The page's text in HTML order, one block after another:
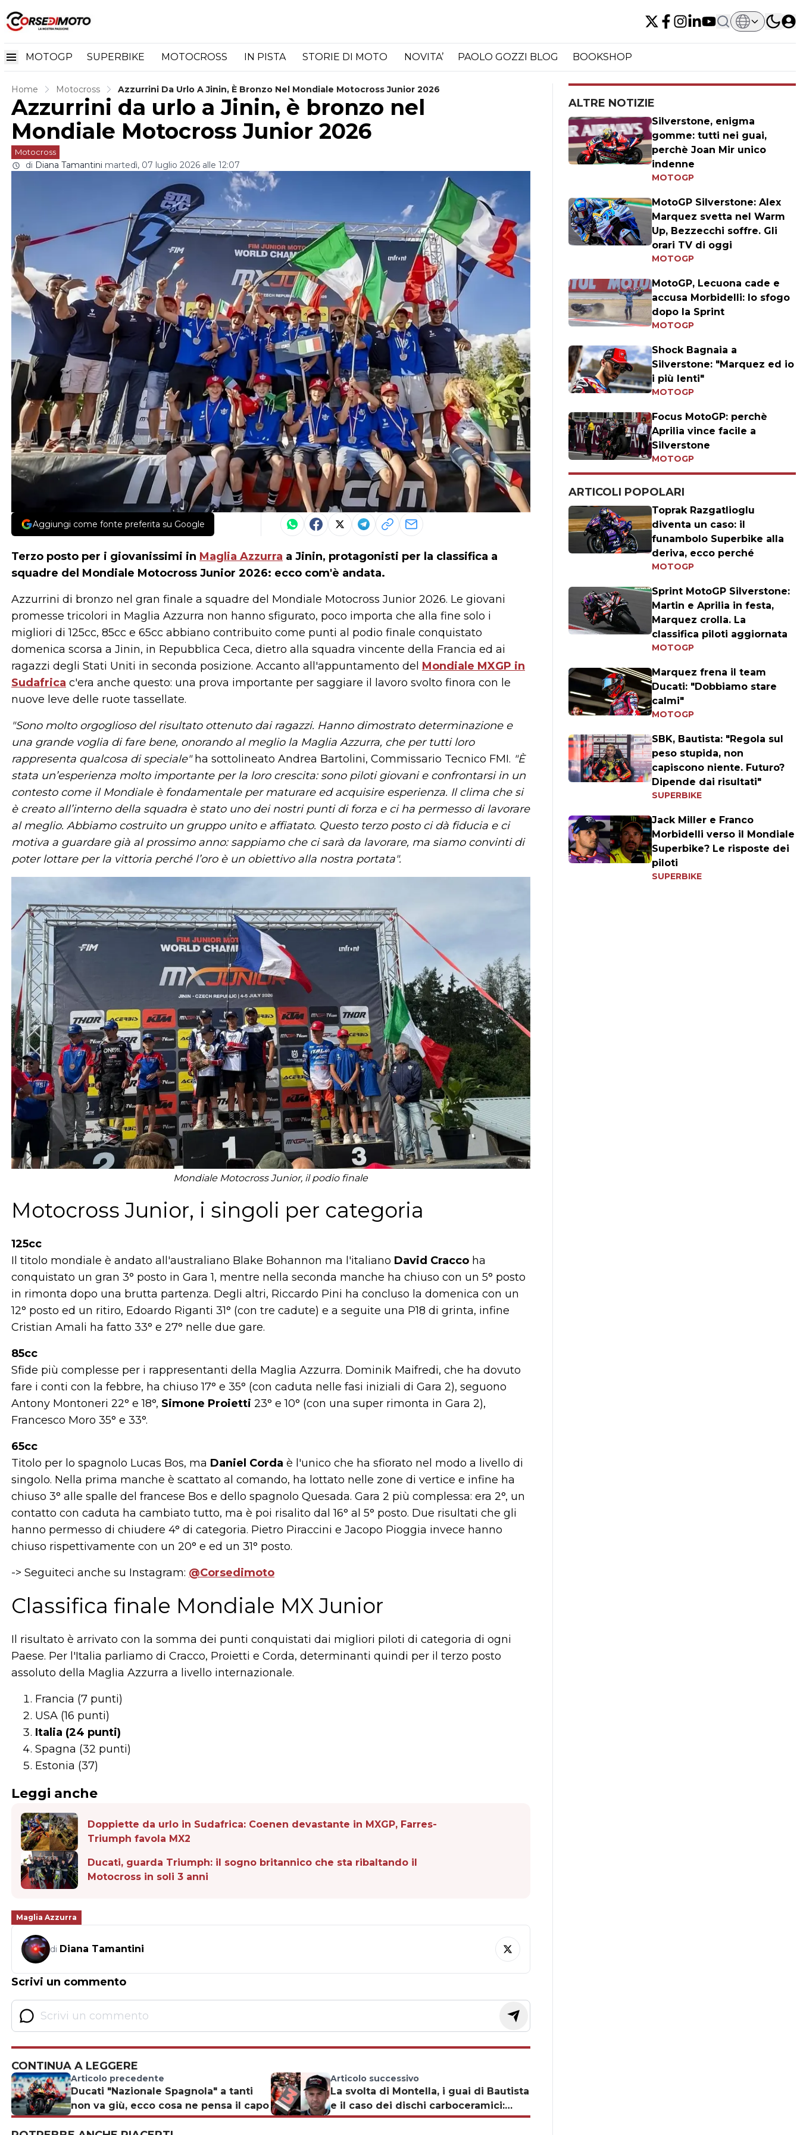
MOTOGP SUPERBIKE MOTOCROSS IN PISTA STORIE DI MOTO NOVITA’ PAOLO GOZZI BLOG BOOKSHOP
Home Motocross Azzurrini Da Urlo A Jinin, È Bronzo Nel Mondiale Motocross Junior 2026
Azzurrini da urlo a Jinin, è bronzo nel
Mondiale Motocross Junior 2026
Motocross
di Diana Tamantini martedì, 07 luglio 2026 alle 12:07
Aggiungi come fonte preferita su Google
Terzo posto per i giovanissimi in Maglia Azzurra a Jinin, protagonisti per la classifica a
squadre del Mondiale Motocross Junior 2026: ecco com'è andata.
Azzurrini di bronzo nel gran finale a squadre del Mondiale Motocross Junior 2026. Le giovani
promesse tricolori in Maglia Azzurra non hanno sfigurato, poco importa che alla fine solo i
migliori di 125cc, 85cc e 65cc abbiano contribuito come punti al podio finale conquistato
domenica scorsa a Jinin, in Repubblica Ceca, dietro alla squadra vincente della Francia ed ai
ragazzi degli Stati Uniti in seconda posizione. Accanto all'appuntamento del Mondiale MXGP in
Sudafrica c'era anche questo: una prova importante per saggiare il lavoro svolto finora con le
nuove leve delle ruote tassellate.
"Sono molto orgoglioso del risultato ottenuto dai ragazzi. Hanno dimostrato determinazione e
una grande voglia di fare bene, onorando al meglio la Maglia Azzurra, che per tutti loro
rappresenta qualcosa di speciale"ha sottolineato Andrea Bartolini, Commissario Tecnico FMI. "È
stata un’esperienza molto importante per la loro crescita: sono piloti giovani e confrontarsi in un
contesto come il Mondiale è fondamentale per maturare ed acquisire esperienza. Il clima che si
è creato all’interno della squadra è stato uno dei nostri punti di forza e ci ha permesso di lavorare
al meglio. Abbiamo costruito un gruppo unito e affiatato. Questo terzo posto ci dà fiducia e ci
motiva a guardare già al prossimo anno: sappiamo che ci sarà da lavorare, ma siamo convinti di
poter lottare per la vittoria perché l’oro è un obiettivo alla nostra portata".
Mondiale Motocross Junior, il podio finale
Motocross Junior, i singoli per categoria
125cc
Il titolo mondiale è andato all'australiano Blake Bohannon ma l'italiano David Cracco ha
conquistato un gran 3° posto in Gara 1, mentre nella seconda manche ha chiuso con un 5° posto
in rimonta dopo una brutta partenza. Degli altri, Riccardo Pini ha concluso la domenica con un
12° posto ed un ritiro, Edoardo Riganti 31° (con tre cadute) e a seguite una P18 di grinta, infine
Cristian Amali ha fatto 33° e 27° nelle due gare.
85cc
Sfide più complesse per i rappresentanti della Maglia Azzurra. Dominik Maifredi, che ha dovuto
fare i conti con la febbre, ha chiuso 17° e 35° (con caduta nelle fasi iniziali di Gara 2), seguono
Antony Montoneri 22° e 18°, Simone Proietti 23° e 10° (con una super rimonta in Gara 2),
Francesco Moro 35° e 33°.
65cc
Titolo per lo spagnolo Lucas Bos, ma Daniel Corda è l'unico che ha sfiorato nel modo a livello di
singolo. Nella prima manche è scattato al comando, ha lottato nelle zone di vertice e infine ha
chiuso 3° alle spalle del francese Bos e dello spagnolo Quesada. Gara 2 più complessa: era 2°, un
contatto con caduta ha cambiato tutto, ma è poi risalito dal 16° al 5° posto. Due risultati che gli
hanno permesso di chiudere 4° di categoria. Pietro Piraccini e Jacopo Pioggia invece hanno
chiuso rispettivamente con un 20° e ed un 31° posto.
-> Seguiteci anche su Instagram: @Corsedimoto
Classifica finale Mondiale MX Junior
Il risultato è arrivato con la somma dei punti conquistati dai migliori piloti di categoria di ogni
Paese. Per l'Italia parliamo di Cracco, Proietti e Corda, determinanti quindi per il terzo posto
assoluto della Maglia Azzurra a livello internazionale.
Francia (7 punti)
USA (16 punti)
Italia (24 punti)
Spagna (32 punti)
Estonia (37)
Leggi anche
Doppiette da urlo in Sudafrica: Coenen devastante in MXGP, Farres-
Triumph favola MX2
Ducati, guarda Triumph: il sogno britannico che sta ribaltando il
Motocross in soli 3 anni
Maglia Azzurra
di Diana Tamantini
Scrivi un commento
CONTINUA A LEGGERE
Articolo precedente
Ducati "Nazionale Spagnola" a tanti
non va giù, ecco cosa ne pensa il capo
Articolo successivo
La svolta di Montella, i guai di Bautista
e il caso dei dischi carboceramici:
l'intervista a Barnabò
ALTRE NOTIZIE
Silverstone, enigma
gomme: tutti nei guai,
perchè Joan Mir unico
indenne
MOTOGP
MotoGP Silverstone: Alex
Marquez svetta nel Warm
Up, Bezzecchi soffre. Gli
orari TV di oggi
MOTOGP
MotoGP, Lecuona cade e
accusa Morbidelli: lo sfogo
dopo la Sprint
MOTOGP
Shock Bagnaia a
Silverstone: "Marquez ed io
i più lenti"
MOTOGP
Focus MotoGP: perchè
Aprilia vince facile a
Silverstone
MOTOGP
ARTICOLI POPOLARI
Toprak Razgatlioglu
diventa un caso: il
funambolo Superbike alla
deriva, ecco perché
MOTOGP
Sprint MotoGP Silverstone:
Martin e Aprilia in festa,
Marquez crolla. La
classifica piloti aggiornata
MOTOGP
Marquez frena il team
Ducati: "Dobbiamo stare
calmi"
MOTOGP
SBK, Bautista: "Regola sul
peso stupida, non
capiscono niente. Futuro?
Dipende dai risultati"
SUPERBIKE
Jack Miller e Franco
Morbidelli verso il Mondiale
Superbike? Le risposte dei
piloti
SUPERBIKE